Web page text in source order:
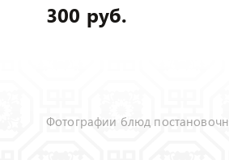
300 руб.
Фотографии блюд